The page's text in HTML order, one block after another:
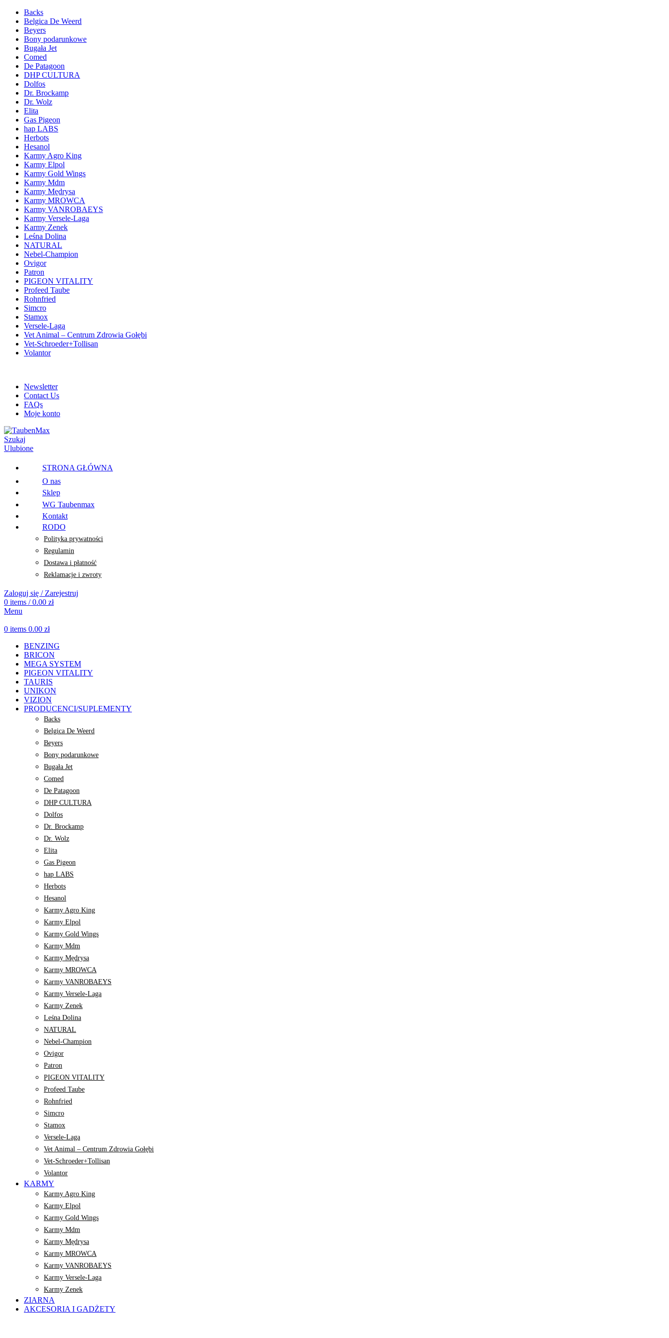
Backs
Belgica De Weerd
Beyers
Bony podarunkowe
Bugała Jet
Comed
De Patagoon
DHP CULTURA
Dolfos
Dr. Brockamp
Dr. Wolz
Elita
Gas Pigeon
hap LABS
Herbots
Hesanol
Karmy Agro King
Karmy Elpol
Karmy Gold Wings
Karmy Mdm
Karmy Mędrysa
Karmy MROWCA
Karmy VANROBAEYS
Karmy Versele-Laga
Karmy Zenek
Leśna Dolina
NATURAL
Nebel-Champion
Ovigor
Patron
PIGEON VITALITY
Profeed Taube
Rohnfried
Simcro
Stamox
Versele-Laga
Vet Animal – Centrum Zdrowia Gołębi
Vet-Schroeder+Tollisan
Volantor
Newsletter
Contact Us
FAQs
Moje konto
Szukaj
Ulubione
STRONA GŁÓWNA
O nas
Sklep
WG Taubenmax
Kontakt
RODO
Polityka prywatności
Regulamin
Dostawa i płatność
Reklamacje i zwroty
Zaloguj się / Zarejestruj
0 items / 0.00 zł
Menu
0 items 0.00 zł
BENZING
BRICON
MEGA SYSTEM
PIGEON VITALITY
TAURIS
UNIKON
VIZION
PRODUCENCI/SUPLEMENTY
Backs
Belgica De Weerd
Beyers
Bony podarunkowe
Bugała Jet
Comed
De Patagoon
DHP CULTURA
Dolfos
Dr. Brockamp
Dr. Wolz
Elita
Gas Pigeon
hap LABS
Herbots
Hesanol
Karmy Agro King
Karmy Elpol
Karmy Gold Wings
Karmy Mdm
Karmy Mędrysa
Karmy MROWCA
Karmy VANROBAEYS
Karmy Versele-Laga
Karmy Zenek
Leśna Dolina
NATURAL
Nebel-Champion
Ovigor
Patron
PIGEON VITALITY
Profeed Taube
Rohnfried
Simcro
Stamox
Versele-Laga
Vet Animal – Centrum Zdrowia Gołębi
Vet-Schroeder+Tollisan
Volantor
KARMY
Karmy Agro King
Karmy Elpol
Karmy Gold Wings
Karmy Mdm
Karmy Mędrysa
Karmy MROWCA
Karmy VANROBAEYS
Karmy Versele-Laga
Karmy Zenek
ZIARNA
AKCESORIA I GADŻETY